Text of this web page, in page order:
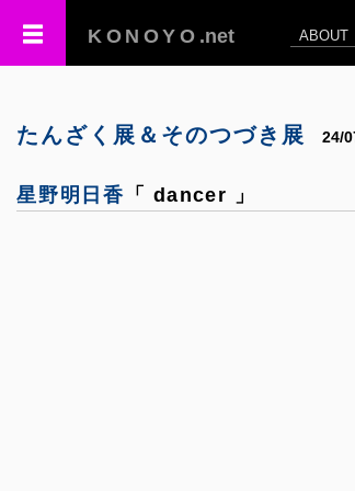
KONOYO .net ABOUT
たんざく展＆そのつづき展 24/
星野明日香 「 dancer 」